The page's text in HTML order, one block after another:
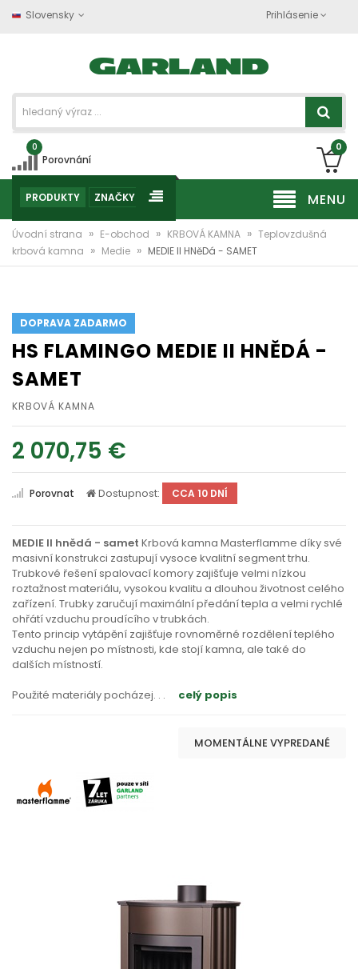
Slovensky Prihlásenie
0
Porovnání
0
MENU
PRODUKTY ZNAČKY
Úvodní strana » E-obchod » KRBOVÁ KAMNA » Teplovzdušná
krbová kamna » Medie » MEDIE II HNěDá - SAMET
DOPRAVA ZADARMO
HS FLAMINGO MEDIE II HNĚDÁ -
SAMET
KRBOVÁ KAMNA
2 070,75 €
Porovnat Dostupnost: CCA 10 DNÍ
MEDIE II hnědá - samet Krbová kamna Masterflamme díky své
masivní konstrukci zastupují vysoce kvalitní segment trhu.
Trubkové řešení spalovací komory zajišťuje velmi nízkou
roztažnost materiálu, vysokou kvalitu a dlouhou životnost celého
zařízení. Trubky zaručují maximální předání tepla a velmi rychlé
ohřátí vzduchu proudícího v trubkách.
Tento princip vytápění zajišťuje rovnoměrné rozdělení teplého
vzduchu nejen po místnosti, kde stojí kamna, ale také do
dalších místností.
Použité materiály pocházej. . . celý popis
MOMENTÁLNE VYPREDANÉ